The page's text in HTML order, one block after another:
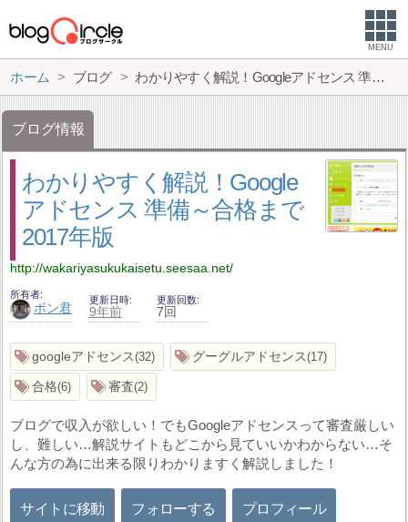
MENU
ホーム ブログ わかりやすく解説！Googleアドセンス 準備～合格まで 2017年版
ブログ情報
わかりやすく解説！Google
アドセンス 準備～合格まで
2017年版
http://wakariyasukukaisetu.seesaa.net/
所有者
ボン君
更新日時
9年前
更新回数
7回
googleアドセンス 32 グーグルアドセンス 17
合格 6 審査 2
ブログで収入が欲しい！でもGoogleアドセンスって審査厳しい
し、難しい…解説サイトもどこから見ていいかわからない…そ
んな方の為に出来る限りわかりますく解説しました！
サイトに移動 フォローする プロフィール